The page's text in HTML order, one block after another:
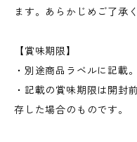
ます。あらかじめご了承
【賞味期限】
・別途商品ラベルに記載
・記載の賞味期限は開封
存した場合のものです。